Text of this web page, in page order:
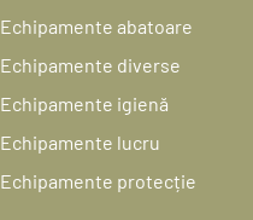
Echipamente abatoare
Echipamente diverse
Echipamente igienă
Echipamente lucru
Echipamente protecție